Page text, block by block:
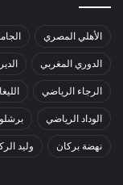
الأهلي المصري
الدوري المغربي
الرجاء الرياضي الليغا
الوداد الرياضي
نهضة بركان وليد